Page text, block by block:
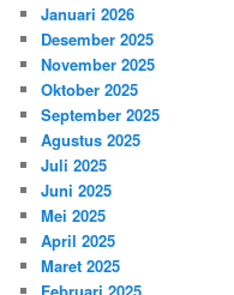
Januari 2026
Desember 2025
November 2025
Oktober 2025
September 2025
Agustus 2025
Juli 2025
Juni 2025
Mei 2025
April 2025
Maret 2025